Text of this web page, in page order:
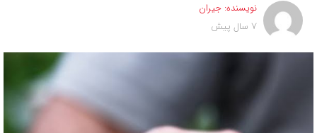
نویسنده: جیران
7 سال پیش